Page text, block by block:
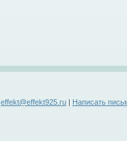
effekt@effekt925.ru | Написать